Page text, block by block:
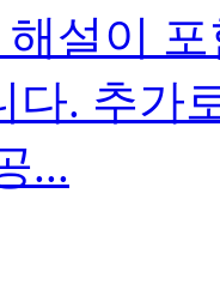
설이
다. 추가
...